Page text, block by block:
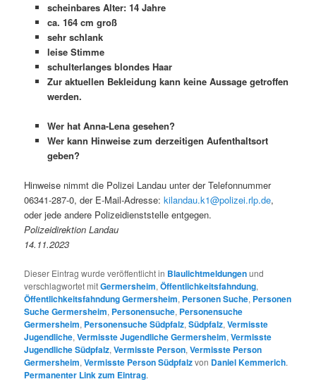
scheinbares Alter: 14 Jahre
ca. 164 cm groß
sehr schlank
leise Stimme
schulterlanges blondes Haar
Zur aktuellen Bekleidung kann keine Aussage getroffen
werden.
Wer hat Anna-Lena gesehen?
Wer kann Hinweise zum derzeitigen Aufenthaltsort
geben?
Hinweise nimmt die Polizei Landau unter der Telefonnummer
06341-287-0, der E-Mail-Adresse:kilandau.k1@polizei.rlp.de,
oder jede andere Polizeidienststelle entgegen.
Polizeidirektion Landau
14.11.2023
Dieser Eintrag wurde veröffentlicht in Blaulichtmeldungenund
verschlagwortet mitGermersheim,Öffentlichkeitsfahndung,
Öffentlichkeitsfahndung Germersheim, Personen Suche, Personen
Suche Germersheim, Personensuche, Personensuche
Germersheim, Personensuche Südpfalz,Südpfalz,Vermisste
Jugendliche,Vermisste Jugendliche Germersheim,Vermisste
Jugendliche Südpfalz,Vermisste Person,Vermisste Person
Germersheim,Vermisste Person Südpfalzvon Daniel Kemmerich.
Permanenter Link zum Eintrag.